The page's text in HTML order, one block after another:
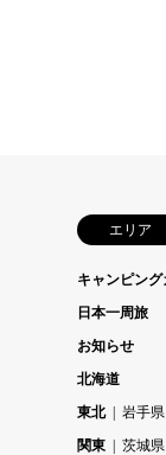
エリア
キャンピング
日本一周旅
お知らせ
北海道
東北
岩手県
関東
茨城県